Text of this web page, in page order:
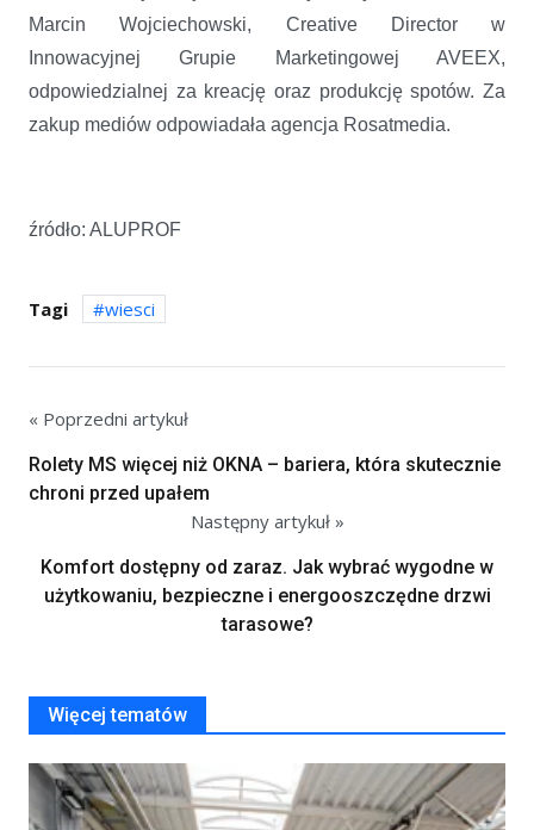
Marcin Wojciechowski, Creative Director w
Innowacyjnej Grupie Marketingowej AVEEX,
odpowiedzialnej za kreację oraz produkcję spotów. Za
zakup mediów odpowiadała agencja Rosatmedia.
źródło: ALUPROF
Tagi wiesci
« Poprzedni artykuł
Rolety MS więcej niż OKNA – bariera, która skutecznie
chroni przed upałem
Następny artykuł »
Komfort dostępny od zaraz. Jak wybrać wygodne w
użytkowaniu, bezpieczne i energooszczędne drzwi
tarasowe?
Więcej tematów